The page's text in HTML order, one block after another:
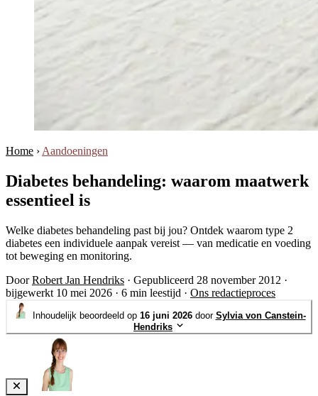
Home › Aandoeningen
Diabetes behandeling: waarom maatwerk
essentieel is
Welke diabetes behandeling past bij jou? Ontdek waarom type 2
diabetes een individuele aanpak vereist — van medicatie en voeding
tot beweging en monitoring.
DoorRobert Jan Hendriks · Gepubliceerd 28 november 2012 ·
bijgewerkt 10 mei 2026 · 6 min leestijd · Ons redactieproces
Inhoudelijk beoordeeld op 16 juni 2026door Sylvia von Canstein-
Hendriks